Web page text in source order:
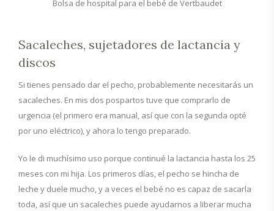
Bolsa de hospital para el bebé de Vertbaudet
Sacaleches, sujetadores de lactancia y
discos
Si tienes pensado dar el pecho, probablemente necesitarás un
sacaleches. En mis dos pospartos tuve que comprarlo de
urgencia (el primero era manual, así que con la segunda opté
por uno eléctrico), y ahora lo tengo preparado.
Yo le di muchísimo uso porque continué la lactancia hasta los 25
meses con mi hija. Los primeros días, el pecho se hincha de
leche y duele mucho, y a veces el bebé no es capaz de sacarla
toda, así que un sacaleches puede ayudarnos a liberar mucha